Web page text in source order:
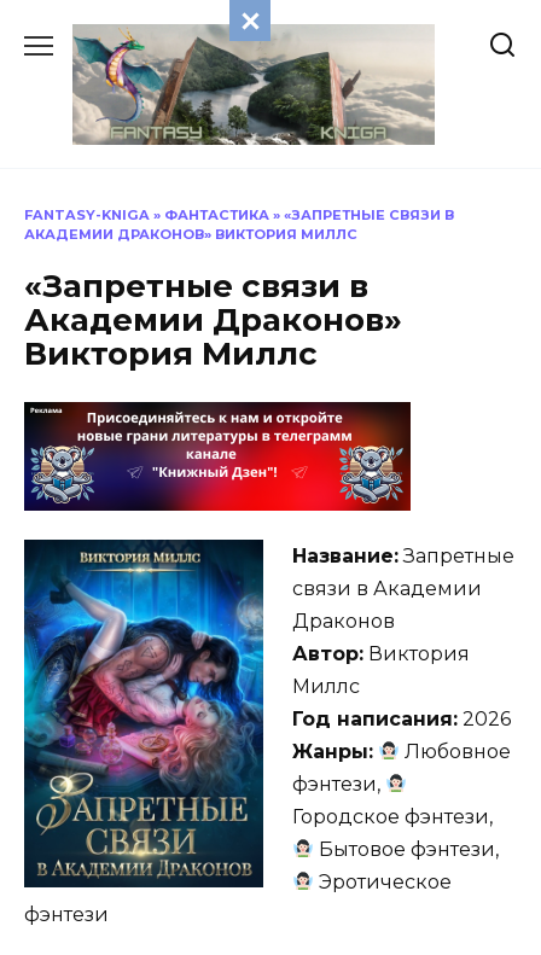
содержанию
FANTASY-KNIGA » ФАНТАСТИКА » «ЗАПРЕТНЫЕ СВЯЗИ В
АКАДЕМИИ ДРАКОНОВ» ВИКТОРИЯ МИЛЛС
«Запретные связи в
Академии Драконов»
Виктория Миллс
Название:Запретные
связи в Академии
Драконов
Автор: Виктория
Миллс
Год написания: 2026
Жанры:
Любовное
фэнтези,
Городское фэнтези,
Бытовое фэнтези,
Эротическое
фэнтези